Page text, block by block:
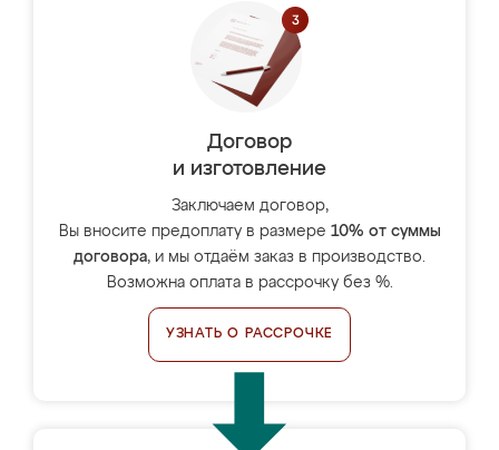
Договор
и изготовление
Заключаем договор,
Вы вносите предоплату в размере 10% от суммы
договора, и мы отдаём заказ в производство.
Возможна оплата в рассрочку без %.
УЗНАТЬ О РАССРОЧКЕ